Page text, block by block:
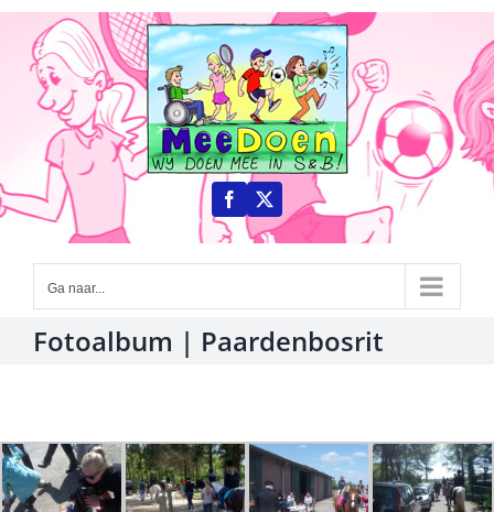
Ga
inhoud
Ga naar...
Fotoalbum | Paardenbosrit